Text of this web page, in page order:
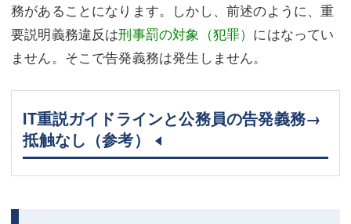
務があることになります。しかし、前述のように、重
要説明義務違反は刑事罰の対象（犯罪） にはなってい
ません。そこで告発義務は発生しません。
IT重説ガイドラインと公務員の告発義務→
抵触なし（参考）